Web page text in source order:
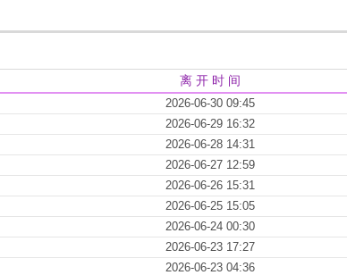
离 开 时 间
2026-06-30 09:45
2026-06-29 16:32
2026-06-28 14:31
2026-06-27 12:59
2026-06-26 15:31
2026-06-25 15:05
2026-06-24 00:30
2026-06-23 17:27
2026-06-23 04:36